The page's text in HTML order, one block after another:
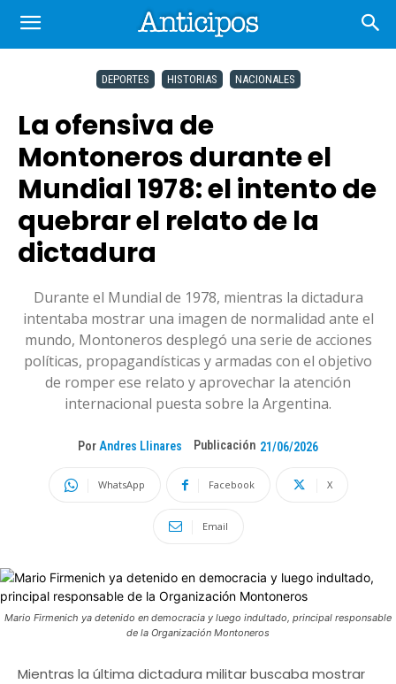
DEPORTES HISTORIAS NACIONALES
La ofensiva de
Montoneros durante el
Mundial 1978: el intento de
quebrar el relato de la
dictadura
Durante el Mundial de 1978, mientras la dictadura
intentaba mostrar una imagen de normalidad ante el
mundo, Montoneros desplegó una serie de acciones
políticas, propagandísticas y armadas con el objetivo
de romper ese relato y aprovechar la atención
internacional puesta sobre la Argentina.
Por Andres Llinares Publicación 21/06/2026
WhatsApp Facebook X
Email
Mario Firmenich ya detenido en democracia y luego indultado, principal responsable
de la Organización Montoneros
Mientras la última dictadura militar buscaba mostrar